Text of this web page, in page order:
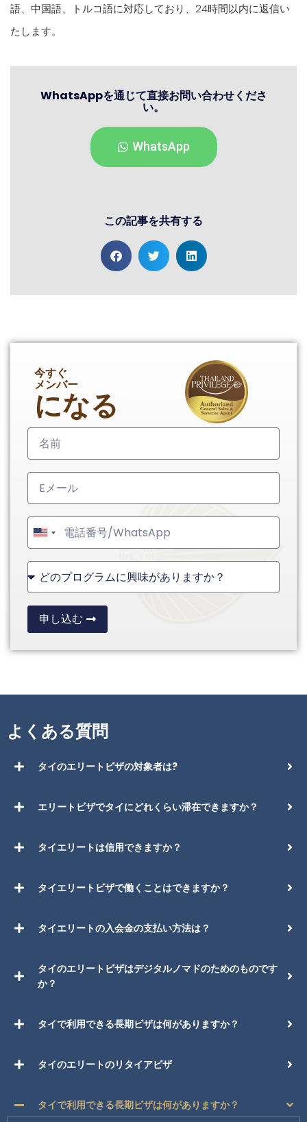
語、中国語、トルコ語に対応しており、24時間以内に返信い
たします。
WhatsAppを通じて直接お問い合わせくださ
い。
WhatsApp
この記事を共有する
今すぐ
メンバー
になる
United
States
+1
申し込む
よくある質問
タイのエリートビザの対象者は?
エリートビザでタイにどれくらい滞在できますか？
タイエリートは信用できますか？
タイエリートビザで働くことはできますか？
タイエリートの入会金の支払い方法は？
タイのエリートビザはデジタルノマドのためのものです
か？
タイで利用できる長期ビザは何がありますか？
タイのエリートのリタイアビザ
タイで利用できる長期ビザは何がありますか？